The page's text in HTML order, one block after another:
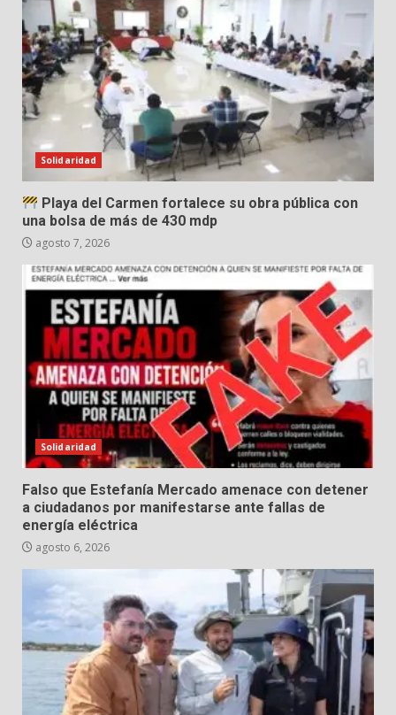
Solidaridad
Playa del Carmen fortalece su obra pública con
una bolsa de más de 430 mdp
agosto 7, 2026
Solidaridad
Falso que Estefanía Mercado amenace con detener
a ciudadanos por manifestarse ante fallas de
energía eléctrica
agosto 6, 2026